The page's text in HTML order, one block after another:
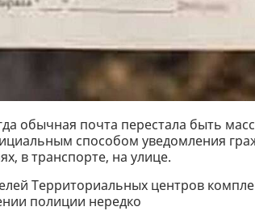
обычная почта перестала быть
способом уведомления
в транспорте, на улице.
Территориальных центров
полиции нередко